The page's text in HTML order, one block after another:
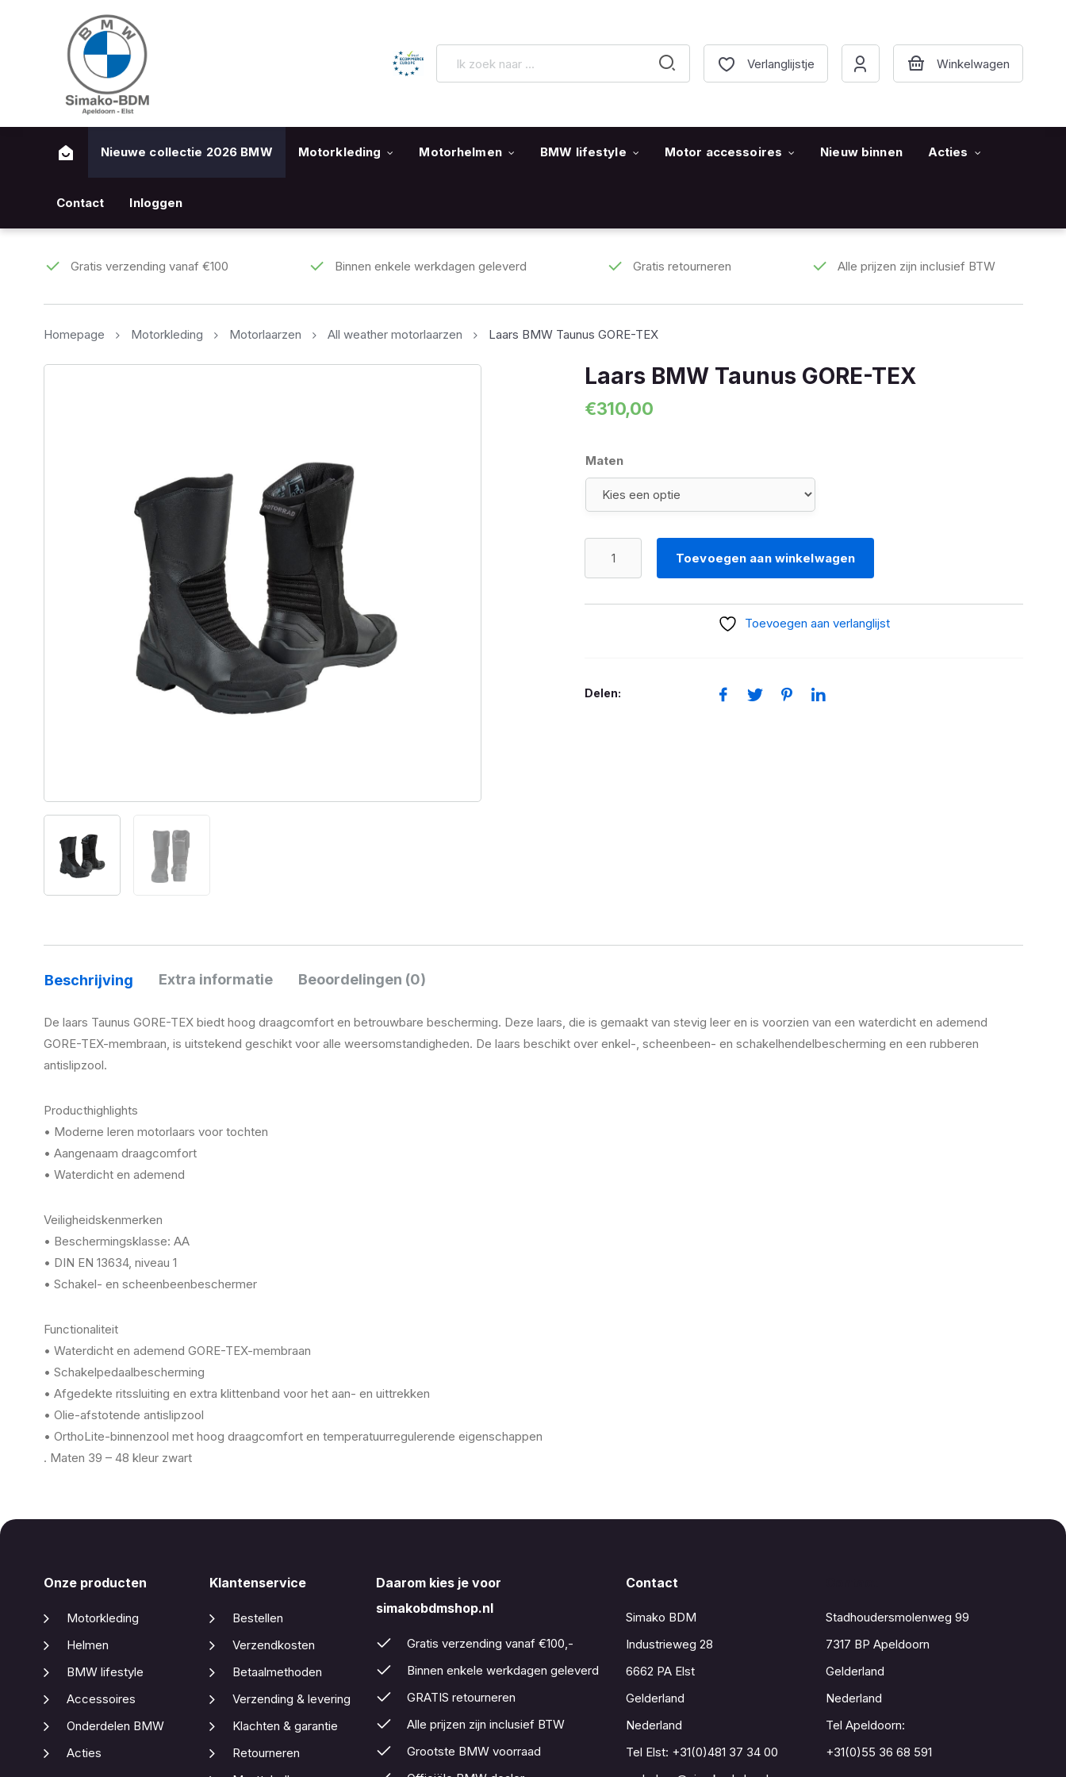
Verlanglijstje
Nieuwe collectie 2026 BMW Motorkleding Motorhelmen BMW lifestyle Motor accessoires Nieuw binnen Acties
Contact Inloggen
Gratis verzending vanaf €100 Binnen enkele werkdagen geleverd Gratis retourneren Alle prijzen zijn inclusief BTW
Homepage Motorkleding Motorlaarzen All weather motorlaarzen Laars BMW Taunus GORE-TEX
Laars BMW Taunus GORE-TEX
€310,00
Maten
Toevoegen aan winkelwagen
Toevoegen aan verlanglijst
Delen:
Beschrijving Extra informatie Beoordelingen (0)
De laars Taunus GORE-TEX biedt hoog draagcomfort en betrouwbare bescherming. Deze laars, die is gemaakt van stevig leer en is voorzien van een waterdicht en ademend
GORE-TEX-membraan, is uitstekend geschikt voor alle weersomstandigheden. De laars beschikt over enkel-, scheenbeen- en schakelhendelbescherming en een rubberen
antislipzool.
Producthighlights
• Moderne leren motorlaars voor tochten
• Aangenaam draagcomfort
• Waterdicht en ademend
Veiligheidskenmerken
• Beschermingsklasse: AA
• DIN EN 13634, niveau 1
• Schakel- en scheenbeenbeschermer
Functionaliteit
• Waterdicht en ademend GORE-TEX-membraan
• Schakelpedaalbescherming
• Afgedekte ritssluiting en extra klittenband voor het aan- en uittrekken
• Olie-afstotende antislipzool
• OrthoLite-binnenzool met hoog draagcomfort en temperatuurregulerende eigenschappen
. Maten 39 – 48 kleur zwart
Onze producten
Motorkleding
Helmen
BMW lifestyle
Accessoires
Onderdelen BMW
Acties
Klantenservice
Bestellen
Verzendkosten
Betaalmethoden
Verzending & levering
Klachten & garantie
Retourneren
Daarom kies je voor
simakobdmshop.nl
Gratis verzending vanaf €100,-
Binnen enkele werkdagen geleverd
GRATIS retourneren
Alle prijzen zijn inclusief BTW
Grootste BMW voorraad
Contact
Simako BDM
Industrieweg 28
6662 PA Elst
Gelderland
Nederland
Tel Elst: +31(0)481 37 34 00
Stadhoudersmolenweg 99
7317 BP Apeldoorn
Gelderland
Nederland
Tel Apeldoorn:
+31(0)55 36 68 591